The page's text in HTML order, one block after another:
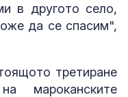
в другото село,
да се спасим",
третиране
мароканските